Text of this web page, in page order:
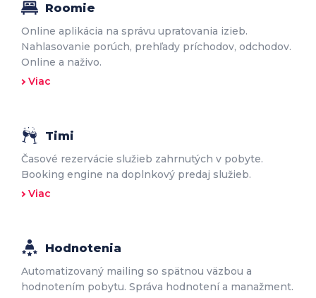
Roomie
Online aplikácia na správu upratovania izieb.
Nahlasovanie porúch, prehľady príchodov, odchodov.
Online a naživo.
Viac
Timi
Časové rezervácie služieb zahrnutých v pobyte.
Booking engine na doplnkový predaj služieb.
Viac
Hodnotenia
Automatizovaný mailing so spätnou väzbou a
hodnotením pobytu. Správa hodnotení a manažment.